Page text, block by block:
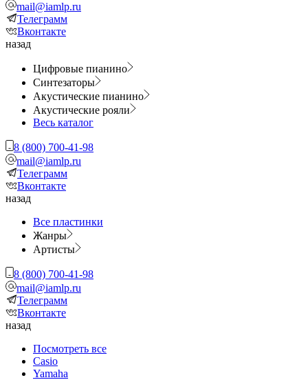
mail@iamlp.ru
Телеграмм
Вконтакте
назад
Цифровые пианино
Синтезаторы
Акустические пианино
Акустические рояли
Весь каталог
8 (800) 700-41-98
mail@iamlp.ru
Телеграмм
Вконтакте
назад
Все пластинки
Жанры
Артисты
8 (800) 700-41-98
mail@iamlp.ru
Телеграмм
Вконтакте
назад
Посмотреть все
Casio
Yamaha